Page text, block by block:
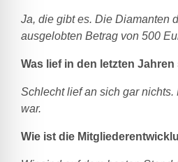
Ja, die gibt es. Die Diamanten
ausgelobten Betrag von 500
Was lief in den letzten
Schlecht lief an sich gar
war.
Wie ist die